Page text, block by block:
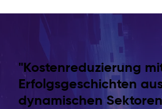
"Kostenreduzierung
Erfolgsgeschichten
dynamischen